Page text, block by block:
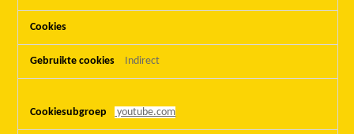
Indirect
youtube.com